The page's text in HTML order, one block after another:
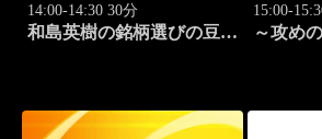
14:00-14:30 30分
和島英樹の銘柄選びの豆知
15:00-
～攻め